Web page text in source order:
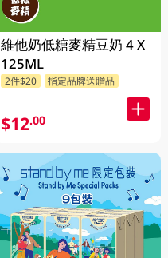
維他奶低糖麥精豆奶 4 X
125ML
2件$20 指定品牌送贈品
$12.00